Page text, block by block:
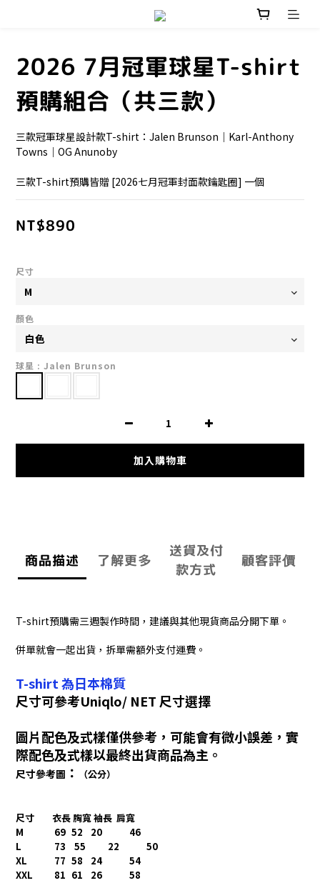
2026 7月冠軍球星T-shirt
預購組合（共三款）
三款冠軍球星設計款T-shirt：Jalen Brunson｜Karl-Anthony
Towns｜OG Anunoby
三款T-shirt預購皆贈 [2026七月冠軍封面款鑰匙圈] 一個
NT$890
尺寸
顏色
球星 : Jalen Brunson
加入購物車
商品描述 了解更多
送貨及付
款方式
顧客評價
T-shirt預購需三週製作時間，建議與其他現貨商品分開下單。
併單就會一起出貨，拆單需額外支付運費。
T-shirt 為日本棉質
尺寸可參考Uniqlo/ NET 尺寸選擇
圖片配色及式樣僅供參考，可能會有微小誤差，實
際配色及式樣以最終出貨商品為主。
尺寸參考圖 ： （公分）
尺寸
衣長 胸寬 袖長 肩寬
M
69 52 20
46
L
73 55 22
50
XL
77 58 24
54
XXL 81 61 26 58